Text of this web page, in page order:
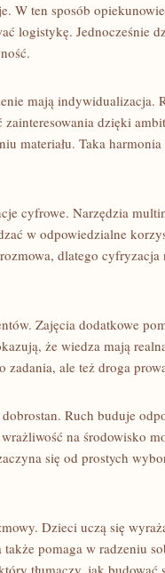
W ten sposób
logistykę. Jednocześnie
mają indywidualizacja.
zainteresowania dzięki
materiału. Taka
cyfrowe. Narzędzia
w odpowiedzialne
dlatego
Zajęcia dodatkowe
że wiedza mają
ale też droga
Ruch buduje
na środowisko
się od prostych
Dzieci uczą się
pomaga w radzeniu
tłumaczy, jak budować